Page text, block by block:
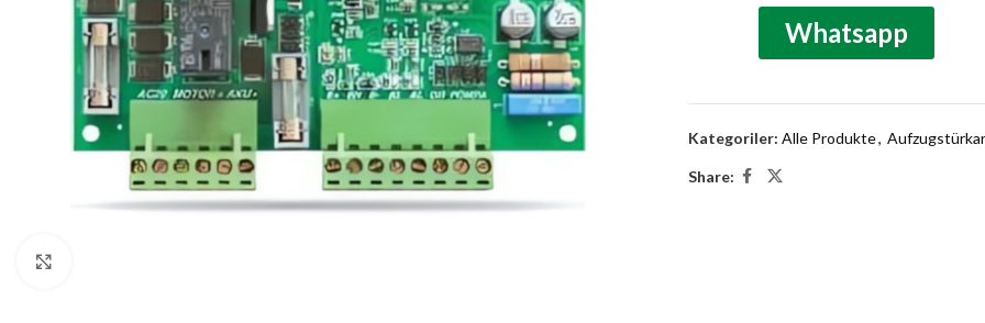
Whatsapp
Kategoriler: Alle Produkte,
Share: